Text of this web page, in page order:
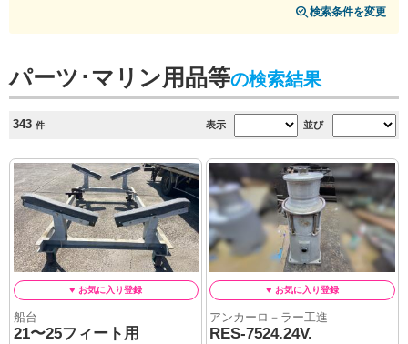
パーツ･マリン用品等の検索結果
343 件 表示 並び
船台
21〜25フィート用
アンカーロ－ラー工進
RES-7524.24V.
検索条件を変更